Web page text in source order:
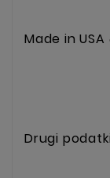
Made in
Drugi